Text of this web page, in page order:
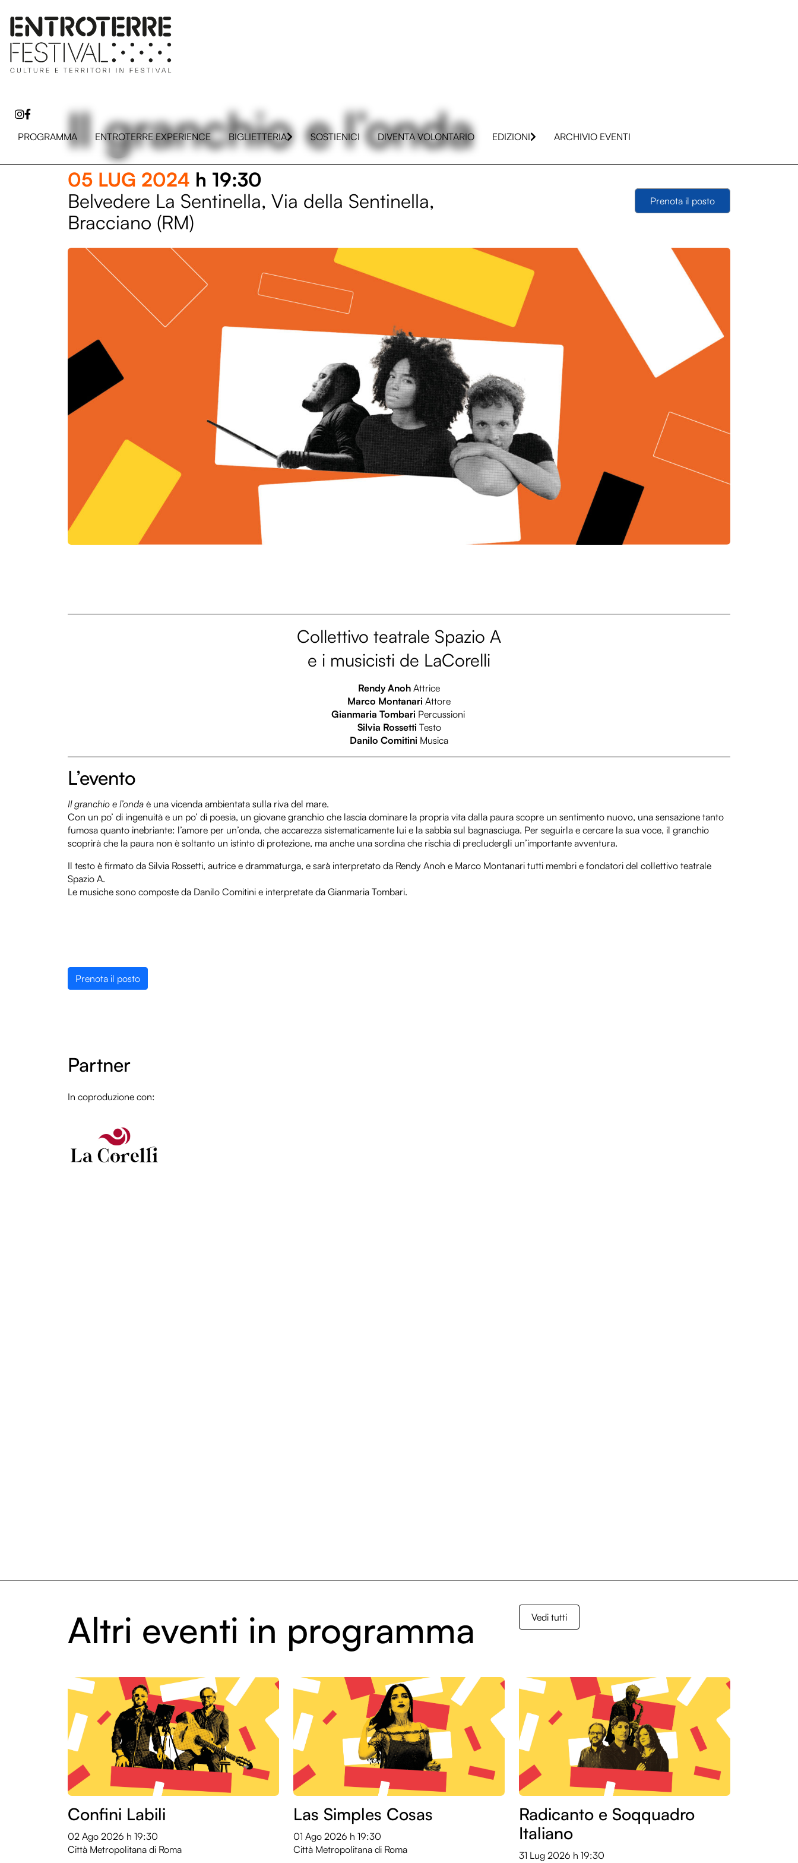
PROGRAMMA ENTROTERRE EXPERIENCE BIGLIETTERIA SOSTIENICI DIVENTA VOLONTARIO EDIZIONI ARCHIVIO EVENTI
Il granchio e l’onda
05 LUG 2024 h 19:30
Belvedere La Sentinella, Via della Sentinella,
Bracciano (RM)
Prenota il posto
Collettivo teatrale Spazio A
e i musicisti de LaCorelli
Rendy Anoh Attrice
Marco Montanari Attore
Gianmaria Tombari Percussioni
Silvia Rossetti Testo
Danilo Comitini Musica
L’evento
Il granchio e l’onda è una vicenda ambientata sulla riva del mare.
Con un po’ di ingenuità e un po’ di poesia, un giovane granchio che lascia dominare la propria vita dalla paura scopre un sentimento nuovo, una sensazione tanto
fumosa quanto inebriante: l’amore per un’onda, che accarezza sistematicamente lui e la sabbia sul bagnasciuga. Per seguirla e cercare la sua voce, il granchio
scoprirà che la paura non è soltanto un istinto di protezione, ma anche una sordina che rischia di precludergli un’importante avventura.
Il testo è firmato da Silvia Rossetti, autrice e drammaturga, e sarà interpretato da Rendy Anoh e Marco Montanari tutti membri e fondatori del collettivo teatrale
Spazio A.
Le musiche sono composte da Danilo Comitini e interpretate da Gianmaria Tombari.
Prenota il posto
Partner
In coproduzione con:
Altri eventi in programma Vedi tutti
Confini Labili
02 Ago 2026 h 19:30
Città Metropolitana di Roma
Las Simples Cosas
01 Ago 2026 h 19:30
Città Metropolitana di Roma
Radicanto e Soqquadro
Italiano
31 Lug 2026 h 19:30